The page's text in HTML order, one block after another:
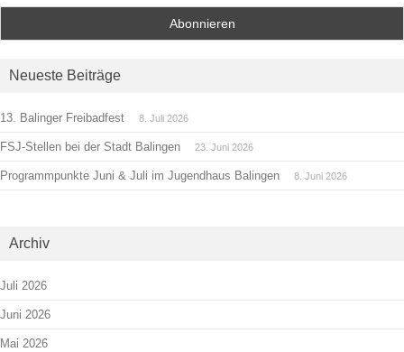
Neueste Beiträge
13. Balinger Freibadfest 8. Juli 2026
FSJ-Stellen bei der Stadt Balingen 23. Juni 2026
Programmpunkte Juni & Juli im Jugendhaus Balingen 8. Juni 2026
Archiv
Juli 2026
Juni 2026
Mai 2026